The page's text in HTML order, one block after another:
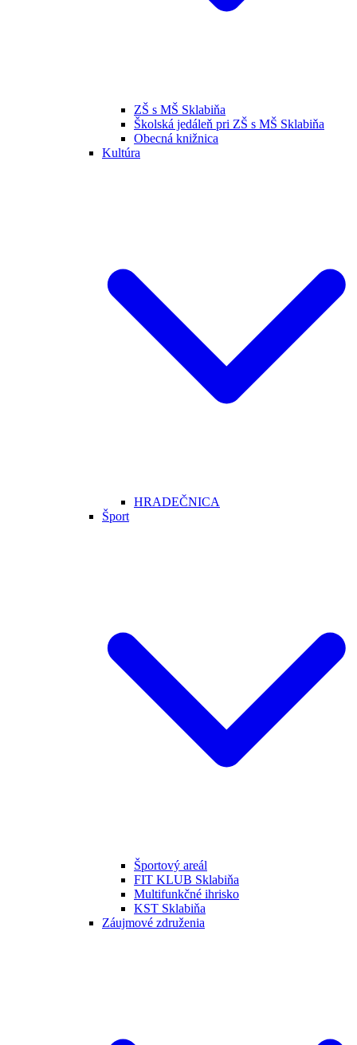
ZŠ s MŠ Sklabiňa
Školská jedáleň pri ZŠ s MŠ Sklabiňa
Obecná knižnica
Kultúra
HRADEČNICA
Šport
Športový areál
FIT KLUB Sklabiňa
Multifunkčné ihrisko
KST Sklabiňa
Záujmové združenia